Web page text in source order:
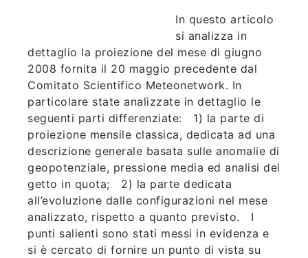
In questo articolo
si analizza in
dettaglio la proiezione del mese di giugno
2008 fornita il 20 maggio precedente dal
Comitato Scientifico Meteonetwork. In
particolare state analizzate in dettaglio le
seguenti parti differenziate: 1) la parte di
proiezione mensile classica, dedicata ad una
descrizione generale basata sulle anomalie di
geopotenziale, pressione media ed analisi del
getto in quota; 2) la parte dedicata
all’evoluzione dalle configurazioni nel mese
analizzato, rispetto a quanto previsto. I
punti salienti sono stati messi in evidenza e
si è cercato di fornire un punto di vista su